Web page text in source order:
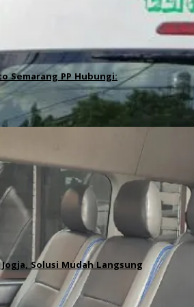
Semarang PP Hubungi:
Solusi Mudah Langsung